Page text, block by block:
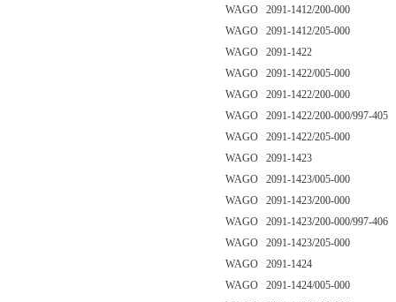
WAGO 2091-1412/200-000
WAGO 2091-1412/205-000
WAGO 2091-1422
WAGO 2091-1422/005-000
WAGO 2091-1422/200-000
WAGO 2091-1422/200-000/997-405
WAGO 2091-1422/205-000
WAGO 2091-1423
WAGO 2091-1423/005-000
WAGO 2091-1423/200-000
WAGO 2091-1423/200-000/997-406
WAGO 2091-1423/205-000
WAGO 2091-1424
WAGO 2091-1424/005-000